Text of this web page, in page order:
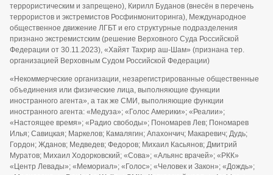
террористическим и запрещено), Кирилл Буданов (внесён в перечень
террористов и экстремистов Росфинмониторинга), Международное
общественное движение ЛГБТ и его структурные подразделения
признано экстремистским (решение Верховного Суда Российской
Федерации от 30.11.2023), «Хайят Тахрир аш-Шам» (признана тер.
организацией Верховным Судом Российской Федерации)
«Некоммерческие организации, незарегистрированные общественные
объединения или физические лица, выполняющие функции
иностранного агента», а так же СМИ, выполняющие функции
иностранного агента: «Медуза»; «Голос Америки»; «Реалии»;
«Настоящее время»; «Радио свободы»; Пономарев Лев; Пономарев
Илья; Савицкая; Маркелов; Камалягин; Апахончич; Макаревич; Дудь;
Гордон; Жданов; Медведев; Федоров; Михаил Касьянов; Дмитрий
Муратов; Михаил Ходорковский; «Сова»; «Альянс врачей»; «РКК»
«Центр Левады»; «Мемориал»; «Голос»; «Человек и Закон»; «Дождь»;